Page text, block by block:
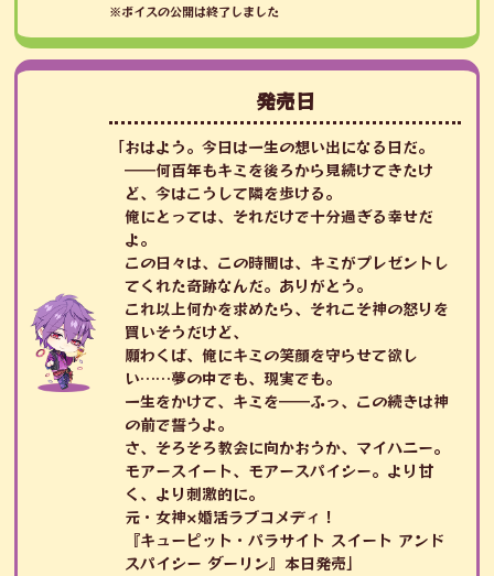
※ボイスの公開は終了しました
発売日
「おはよう。今日は一生の想い出になる日だ。
――何百年もキミを後ろから見続けてきたけ
ど、今はこうして隣を歩ける。
俺にとっては、それだけで十分過ぎる幸せだ
よ。
この日々は、この時間は、キミがプレゼントし
てくれた奇跡なんだ。ありがとう。
これ以上何かを求めたら、それこそ神の怒りを
買いそうだけど、
願わくば、俺にキミの笑顔を守らせて欲し
い……夢の中でも、現実でも。
一生をかけて、キミを――ふっ、この続きは神
の前で誓うよ。
さ、そろそろ教会に向かおうか、マイハニー。
モアースイート、モアースパイシー。より甘
く、より刺激的に。
元・女神×婚活ラブコメディ！
『キューピット・パラサイト スイート アンド
スパイシー ダーリン』本日発売」